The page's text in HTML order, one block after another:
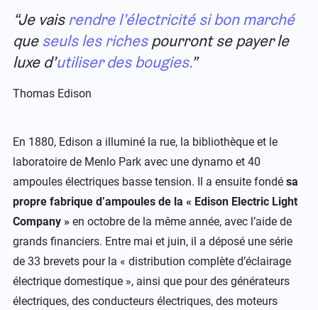
Je vais rendre l’électricité si bon marché
queseuls les richespourront se payer le
luxe d’utiliser des bougies.
Thomas Edison
En 1880, Edison a illuminé la rue, la bibliothèque et le
laboratoire de Menlo Park avec une dynamo et 40
ampoules électriques basse tension. Il a ensuite fondé sa
propre fabrique d’ampoules de la « Edison Electric Light
Company » en octobre de la même année, avec l’aide de
grands financiers. Entre mai et juin, il a déposé une série
de 33 brevets pour la « distribution complète d’éclairage
électrique domestique », ainsi que pour des générateurs
électriques, des conducteurs électriques, des moteurs